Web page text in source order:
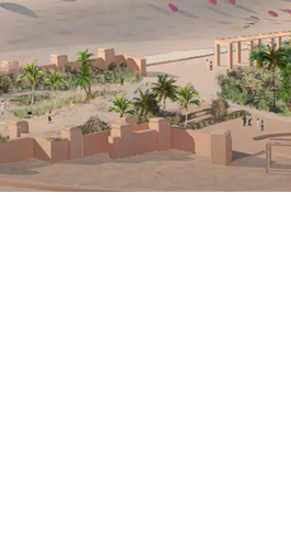
Ouarzazate Taghazout
Hubert Lyautey